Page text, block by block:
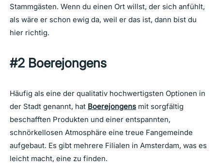
Stammgästen. Wenn du einen Ort willst, der sich anfühlt,
als wäre er schon ewig da, weil er das ist, dann bist du
hier richtig.
#2 Boerejongens
Häufig als eine der qualitativ hochwertigsten Optionen in
der Stadt genannt, hat Boerejongens mit sorgfältig
beschafften Produkten und einer entspannten,
schnörkellosen Atmosphäre eine treue Fangemeinde
aufgebaut. Es gibt mehrere Filialen in Amsterdam, was es
leicht macht, eine zu finden.